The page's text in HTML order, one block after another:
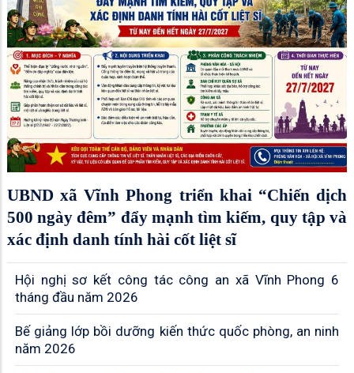
UBND xã Vĩnh Phong triển khai “Chiến dịch
500 ngày đêm” đẩy mạnh tìm kiếm, quy tập và
xác định danh tính hài cốt liệt sĩ
Hội nghị sơ kết công tác công an xã Vĩnh Phong 6
tháng đầu năm 2026
Bế giảng lớp bồi dưỡng kiến thức quốc phòng, an ninh
năm 2026